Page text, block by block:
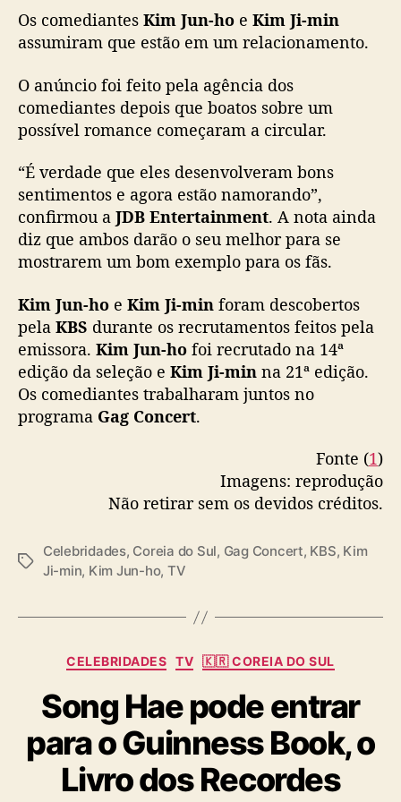
m
J
n
-
h
i
m
J
i
m
i
n
s
s
m
n
o
Os comediantes Kim Jun-ho e Kim Ji-min
assumiram que estão em um relacionamento.
O anúncio foi feito pela agência dos
comediantes depois que boatos sobre um
possível romance começaram a circular.
“É verdade que eles desenvolveram bons
sentimentos e agora estão namorando”,
confirmou a JDB Entertainment. A nota ainda
diz que ambos darão o seu melhor para se
mostrarem um bom exemplo para os fãs.
Kim Jun-ho e Kim Ji-min foram descobertos
pela KBS durante os recrutamentos feitos pela
emissora. Kim Jun-ho foi recrutado na 14ª
edição da seleção e Kim Ji-min na 21ª edição.
Os comediantes trabalharam juntos no
programa Gag Concert.
Fonte (1)
Imagens: reprodução
Não retirar sem os devidos créditos.
T
s
Celebridades, Coreia do Sul, Gag Concert, KBS, Kim
Ji-min, Kim Jun-ho, TV
C
t
e
g
o
i
CELEBRIDADES TV 🇰🇷 COREIA DO SUL
Song Hae pode entrar
para o Guinness Book, o
Livro dos Recordes